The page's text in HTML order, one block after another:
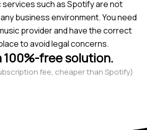
services such as Spotify are not
business environment. You need
provider and have the correct
to avoid legal concerns.
100%-free solution.
fee, cheaper than Spotify)